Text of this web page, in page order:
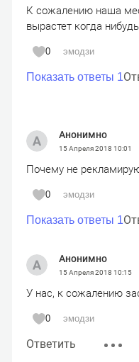
К сожалению наша
вырастет когда
0 эмодзи
Показать ответы 1
Анонимно
15 Апреля 2018 10:01
Почему не
0 эмодзи
Показать ответы 1
Анонимно
15 Апреля 2018 10:15
У нас, к сожалению
0 эмодзи
Ответить